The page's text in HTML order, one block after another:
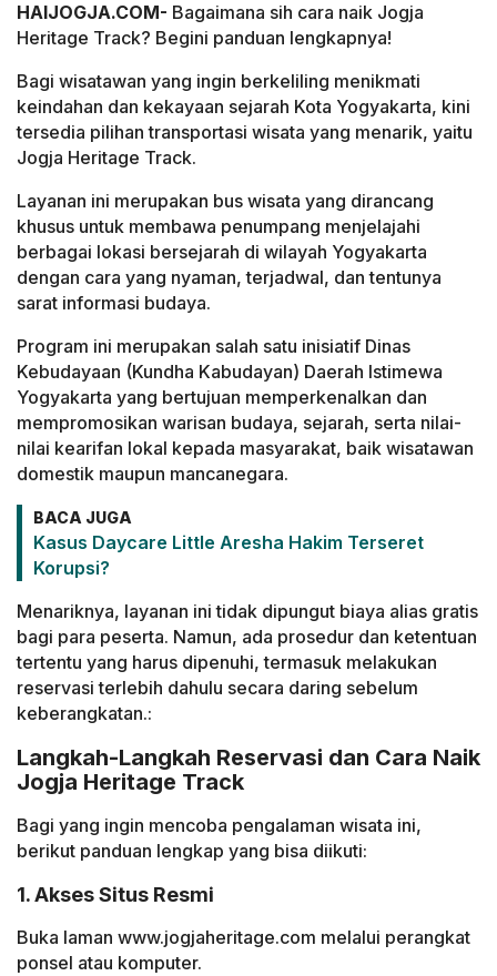
HAIJOGJA.COM- Bagaimana sih cara naik Jogja
Heritage Track? Begini panduan lengkapnya!
Bagi wisatawan yang ingin berkeliling menikmati
keindahan dan kekayaan sejarah Kota Yogyakarta, kini
tersedia pilihan transportasi wisata yang menarik, yaitu
Jogja Heritage Track.
Layanan ini merupakan bus wisata yang dirancang
khusus untuk membawa penumpang menjelajahi
berbagai lokasi bersejarah di wilayah Yogyakarta
dengan cara yang nyaman, terjadwal, dan tentunya
sarat informasi budaya.
Program ini merupakan salah satu inisiatif Dinas
Kebudayaan (Kundha Kabudayan) Daerah Istimewa
Yogyakarta yang bertujuan memperkenalkan dan
mempromosikan warisan budaya, sejarah, serta nilai-
nilai kearifan lokal kepada masyarakat, baik wisatawan
domestik maupun mancanegara.
BACA JUGA
Kasus Daycare Little Aresha Hakim Terseret
Korupsi?
Menariknya, layanan ini tidak dipungut biaya alias gratis
bagi para peserta. Namun, ada prosedur dan ketentuan
tertentu yang harus dipenuhi, termasuk melakukan
reservasi terlebih dahulu secara daring sebelum
keberangkatan.:
Langkah-Langkah Reservasi dan Cara Naik
Jogja Heritage Track
Bagi yang ingin mencoba pengalaman wisata ini,
berikut panduan lengkap yang bisa diikuti:
1. Akses Situs Resmi
Buka laman www.jogjaheritage.com melalui perangkat
ponsel atau komputer.